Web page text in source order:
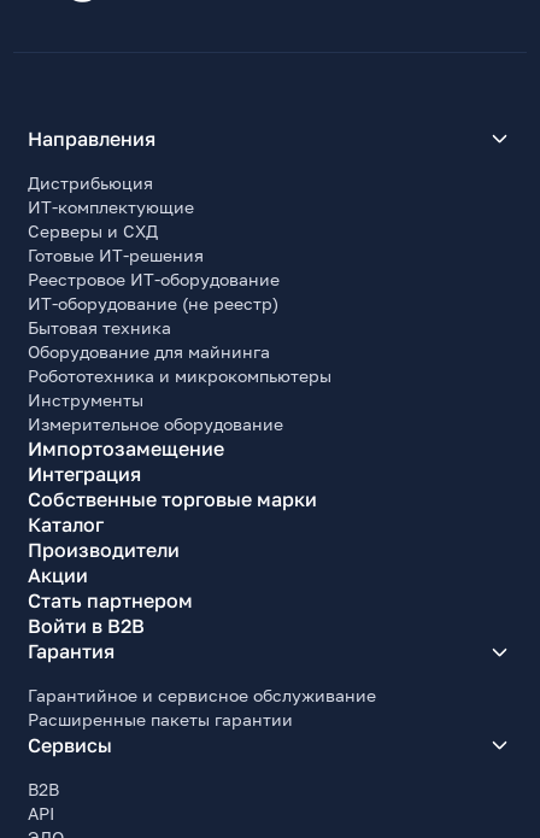
Длина, мм
Глубина, мм
Вес, г
Комплект поставки
Умная колонка, адаптер питания, документация
Направления
Дистрибьюция
ИТ-комплектующие
Серверы и СХД
Готовые ИТ-решения
Реестровое ИТ-оборудование
ИТ-оборудование (не реестр)
Бытовая техника
Оборудование для майнинга
Робототехника и микрокомпьютеры
Инструменты
Измерительное оборудование
Импортозамещение
Интеграция
Собственные торговые марки
Каталог
Производители
Акции
Стать партнером
Войти в B2B
Гарантия
Гарантийное и сервисное обслуживание
Расширенные пакеты гарантии
Сервисы
B2B
API